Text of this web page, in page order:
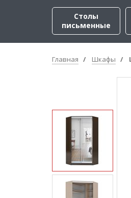
Столы
письменные
Главная Шкафы